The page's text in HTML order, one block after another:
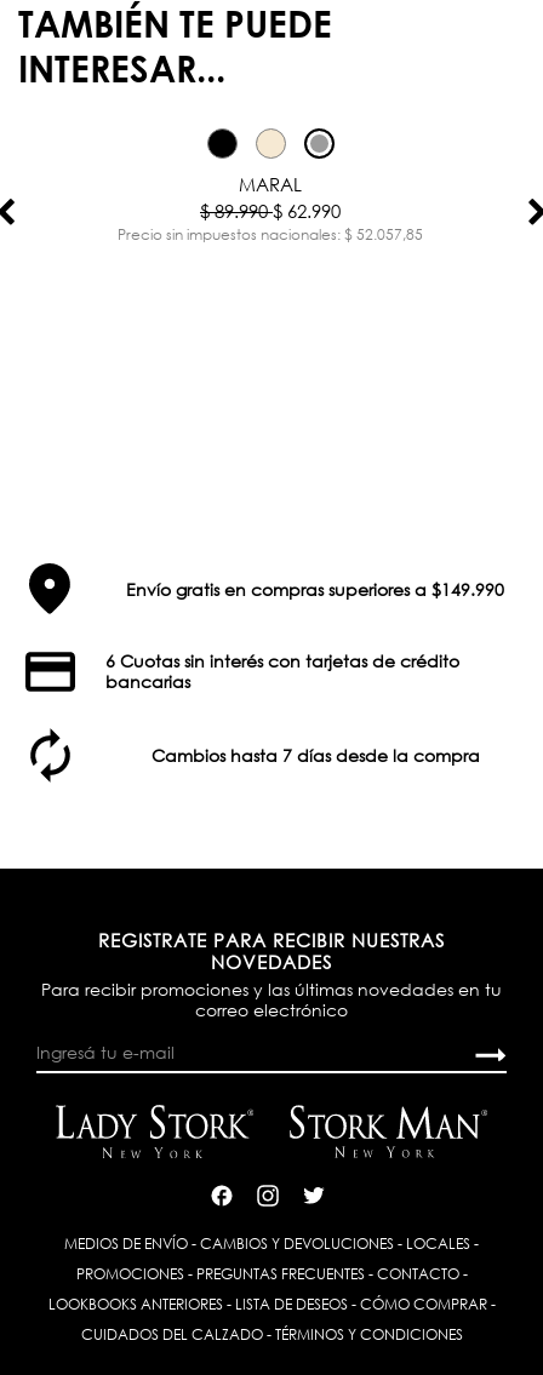
TAMBIÉN TE PUEDE
INTERESAR...
MARAL
$ 89.990$ 62.990
Precio sin impuestos nacionales: $ 52.057,85
Envío gratis en compras superiores a $149.990
6 Cuotas sin interés con tarjetas de crédito
bancarias
Cambios hasta 7 días desde la compra
REGISTRATE PARA RECIBIR NUESTRAS
NOVEDADES
Para recibir promociones y las últimas novedades en tu
correo electrónico
MEDIOS DE ENVÍO - CAMBIOS Y DEVOLUCIONES - LOCALES -
PROMOCIONES- PREGUNTAS FRECUENTES- CONTACTO-
LOOKBOOKS ANTERIORES- LISTA DE DESEOS- CÓMO COMPRAR-
CUIDADOS DEL CALZADO- TÉRMINOS Y CONDICIONES